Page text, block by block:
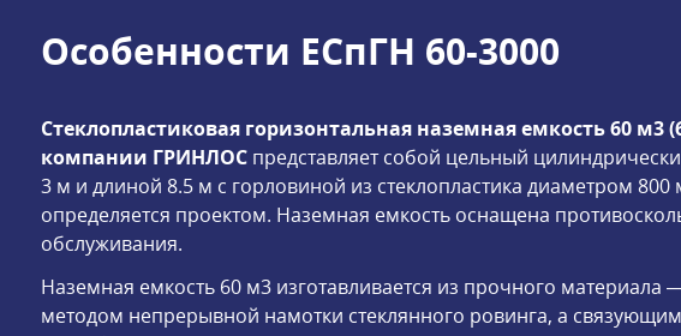
Особенности ЕСпГН 60-3000
Стеклопластиковая горизонтальная наземная емкость 60 м3
компании ГРИНЛОСпредставляет собой цельный
3 м и длиной 8.5 м с горловиной из стеклопластика диаметром
определяется проектом. Наземная емкость оснащена
обслуживания.
Наземная емкость 60 м3 изготавливается из прочного материала
методом непрерывной намотки стеклянного ровинга, а